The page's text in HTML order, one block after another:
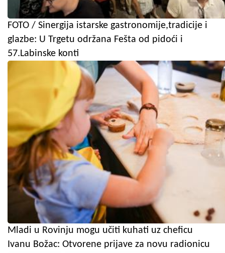
FOTO / Sinergija istarske gastronomije,tradicije i
glazbe: U Trgetu održana Fešta od pidoći i
57.Labinske konti
Mladi u Rovinju mogu učiti kuhati uz cheficu
Ivanu Božac: Otvorene prijave za novu radionicu